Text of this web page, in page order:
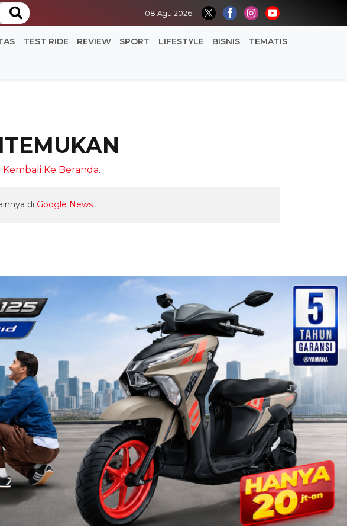
08 Agu 2026
TEST RIDE REVIEW SPORT LIFESTYLE BISNIS TEMATIS
Kembali Ke Beranda.
di Google News